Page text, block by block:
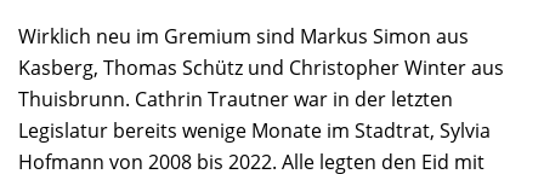
Wirklich neu im Gremium sind Markus Simon aus
Kasberg, Thomas Schütz und Christopher Winter aus
Thuisbrunn. Cathrin Trautner war in der letzten
Legislatur bereits wenige Monate im Stadtrat, Sylvia
Hofmann von 2008 bis 2022. Alle legten den Eid mit